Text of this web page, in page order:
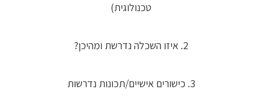
טכנולוגית)
2. איזו השכלה נדרשת ומהיכן?
3. כישורים אישיים/תכונות נדרשות